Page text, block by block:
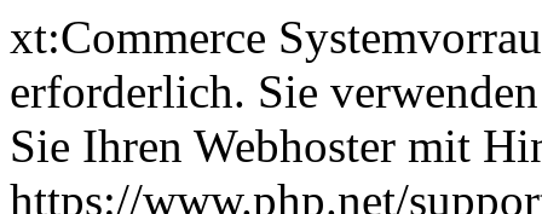
xt:Commerce
erforderlich. Sie
Sie Ihren Webhoster mit
https://www.php.net/